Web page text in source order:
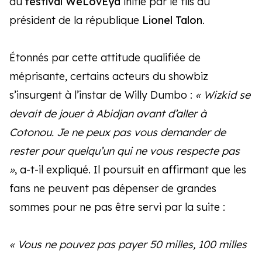
président de la république Lionel Talon.
Étonnés par cette attitude qualifiée de
méprisante, certains acteurs du showbiz
s’insurgent à l’instar de Willy Dumbo : « Wizkid se
devait de jouer à Abidjan avant d’aller à
Cotonou. Je ne peux pas vous demander de
rester pour quelqu’un qui ne vous respecte pas
», a-t-il expliqué. Il poursuit en affirmant que les
fans ne peuvent pas dépenser de grandes
sommes pour ne pas être servi par la suite :
« Vous ne pouvez pas payer 50 milles, 100 milles